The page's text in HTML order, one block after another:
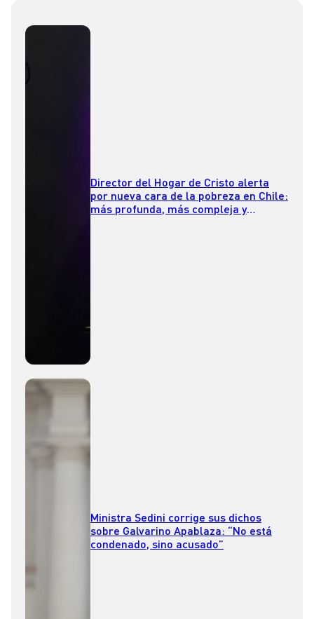
Director del Hogar de Cristo alerta
por nueva cara de la pobreza en Chile:
más profunda, más compleja y
Ministra Sedini corrige sus dichos
sobre Galvarino Apablaza: “No está
condenado, sino acusado”